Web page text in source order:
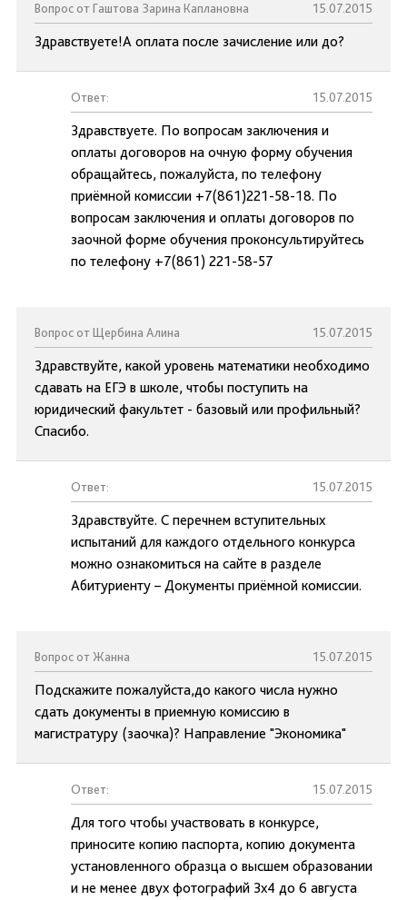
Вопрос от Гаштова Зарина Каплановна 15.07.2015
Здравствуете!А оплата после зачисление или до?
Ответ: 15.07.2015
Здравствуете. По вопросам заключения и
оплаты договоров на очную форму обучения
обращайтесь, пожалуйста, по телефону
приёмной комиссии +7(861)221-58-18. По
вопросам заключения и оплаты договоров по
заочной форме обучения проконсультируйтесь
по телефону +7(861) 221-58-57
Вопрос от Щербина Алина 15.07.2015
Здравствуйте, какой уровень математики необходимо
сдавать на ЕГЭ в школе, чтобы поступить на
юридический факультет - базовый или профильный?
Спасибо.
Ответ: 15.07.2015
Здравствуйте. С перечнем вступительных
испытаний для каждого отдельного конкурса
можно ознакомиться на сайте в разделе
Абитуриенту – Документы приёмной комиссии.
Вопрос от Жанна 15.07.2015
Подскажите пожалуйста,до какого числа нужно
сдать документы в приемную комиссию в
магистратуру (заочка)? Направление "Экономика"
Ответ: 15.07.2015
Для того чтобы участвовать в конкурсе,
приносите копию паспорта, копию документа
установленного образца о высшем образовании
и не менее двух фотографий 3х4 до 6 августа